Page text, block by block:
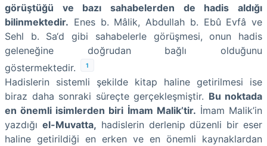
görüştüğü ve bazı sahabelerden de hadis aldığı
bilinmektedir. Enes b. Mâlik, Abdullah b. Ebû Evfâ ve
Sehl b. Sa‘d gibi sahabelerle görüşmesi, onun hadis
geleneğine doğrudan bağlı olduğunu
göstermektedir.
1
Hadislerin sistemli şekilde kitap haline getirilmesi ise
biraz daha sonraki süreçte gerçekleşmiştir. Bu noktada
en önemli isimlerden biri İmam Malik’tir. İmam Malik’in
yazdığı el-Muvatta, hadislerin derlenip düzenli bir eser
haline getirildiği en erken ve en önemli kaynaklardan